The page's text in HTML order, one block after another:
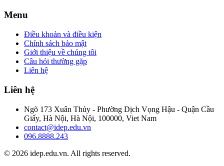
Menu
Điều khoản và điều kiện
Chính sách bảo mật
Giới thiệu về chúng tôi
Câu hỏi thường gặp
Liên hệ
Liên hệ
Ngõ 173 Xuân Thủy - Phường Dịch Vọng Hậu - Quận Cầu
Giấy, Hà Nội, Hà Nội, 100000, Viet Nam
contact@idep.edu.vn
096.8888.243
© 2026 idep.edu.vn. All rights reserved.